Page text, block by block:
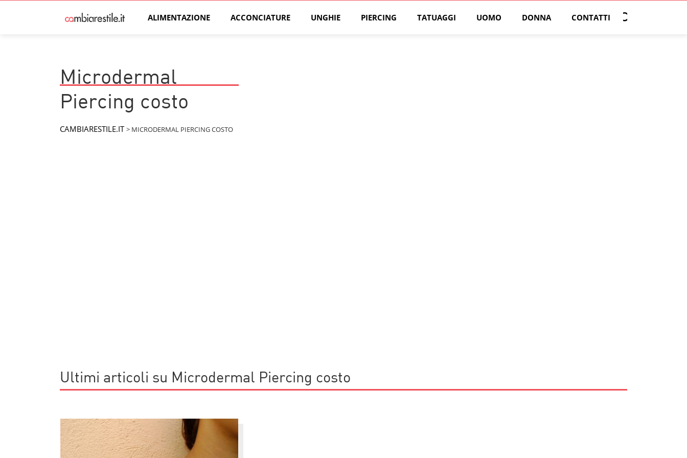
ALIMENTAZIONE ACCONCIATURE UNGHIE PIERCING TATUAGGI UOMO DONNA CONTATTI Open search
Microdermal
Piercing costo
CAMBIARESTILE.IT > MICRODERMAL PIERCING COSTO
Ultimi articoli su Microdermal Piercing costo